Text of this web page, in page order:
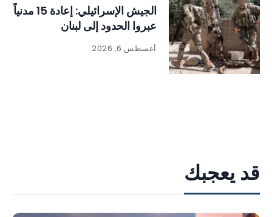
الجيش الإسرائيلي: إعادة 15 مدنياً
عبروا الحدود إلى لبنان
أغسطس 6, 2026
قد يعجبك